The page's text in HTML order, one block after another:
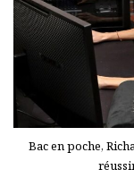
Bac en poche,